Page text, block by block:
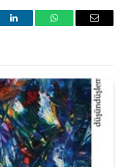
LinkedIn WhatsAppEmail